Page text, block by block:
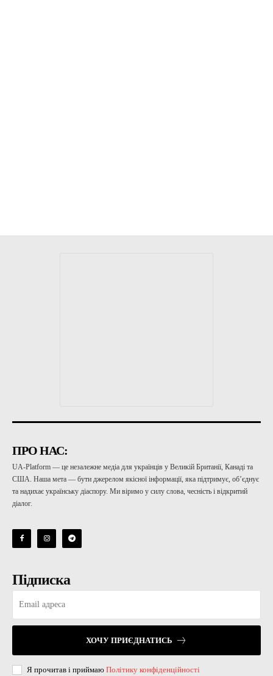
ПРО НАС:
UA-Platform — це незалежне медіа для українців у Великій Британії, Канаді та
США. Наша мета — бути джерелом якісної інформації, яка підтримує, об’єднує
та надихає українську діаспору. Ми віримо у силу слова, чесність і відкритий
діалог.
Підписка
ХОЧУ ПРИЄДНАТИСЬ
Я прочитав і приймаю Політику конфіденційності